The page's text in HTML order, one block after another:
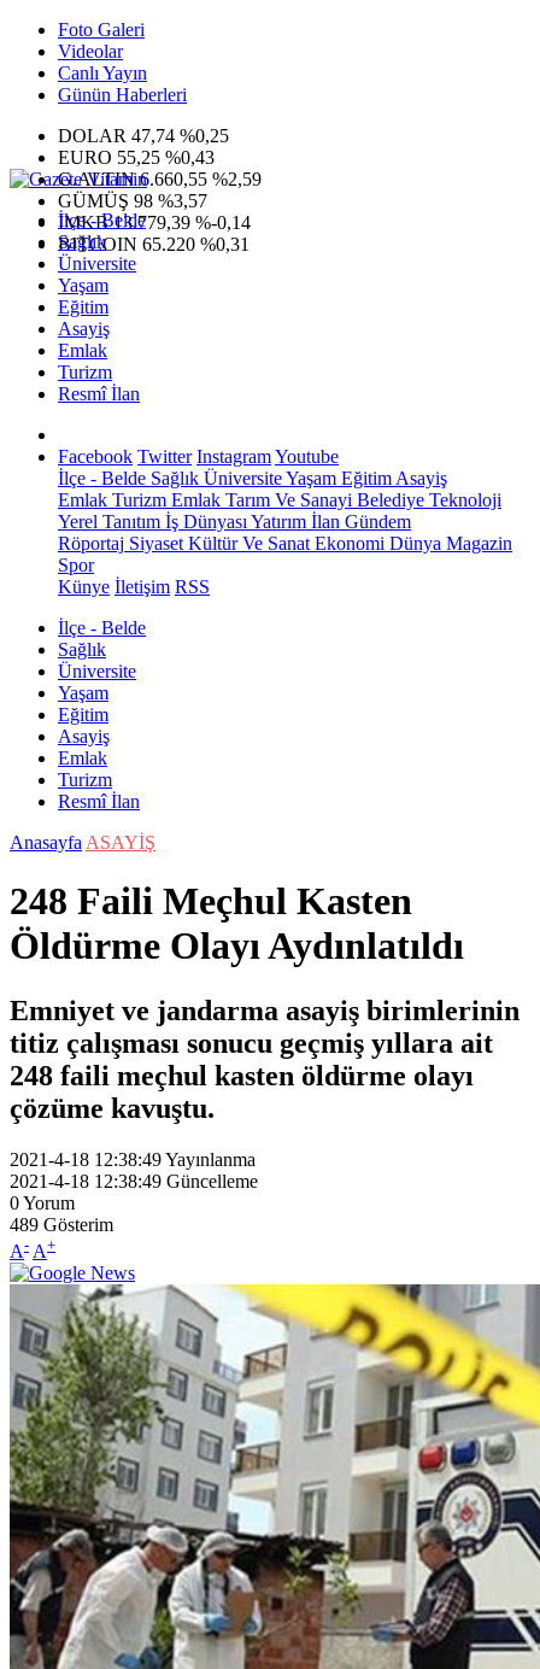
Foto Galeri
Videolar
Canlı Yayın
Günün Haberleri
DOLAR 47,74 %0,25
EURO 55,25 %0,43
G.ALTIN6.660,55 %2,59
GÜMÜŞ 98 %3,57
IMKB13.779,39 %-0,14
BITCOIN 65.220 %0,31
İlçe - Belde
Sağlık
Üniversite
Yaşam
Eğitim
Asayiş
Emlak
Turizm
Resmî İlan
Facebook Twitter InstagramYoutube
İlçe - Belde Sağlık ÜniversiteYaşam Eğitim Asayiş
Emlak Turizm Emlak Tarım Ve Sanayi Belediye Teknoloji
Yerel Tanıtım İş Dünyası Yatırım İlan Gündem
Röportaj Siyaset Kültür Ve Sanat Ekonomi Dünya Magazin
Spor
Künye İletişim RSS
İlçe - Belde
Sağlık
Üniversite
Yaşam
Eğitim
Asayiş
Emlak
Turizm
Resmî İlan
Anasayfa ASAYİŞ
248 Faili Meçhul Kasten
Öldürme Olayı Aydınlatıldı
Emniyet ve jandarma asayiş birimlerinin
titiz çalışması sonucu geçmiş yıllara ait
248 faili meçhul kasten öldürme olayı
çözüme kavuştu.
2021-4-18 12:38:49Yayınlanma
2021-4-18 12:38:49 Güncelleme
0Yorum
489 Gösterim
A- A+